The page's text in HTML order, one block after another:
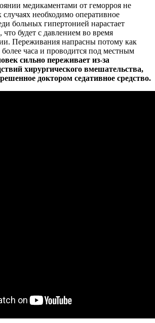
медикаментами от геморроя не
случаях необходимо оперативное
больных гипертонией нарастает
что будет с давлением во время
Переживания напрасны потому как
часа и проводится под местным
сильно переживает из-за
хирургического вмешательства,
доктором седативное средство.